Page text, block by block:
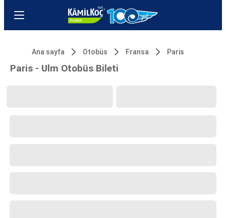
Ana sayfa Otobüs Fransa Paris
Paris - Ulm Otobüs Bileti